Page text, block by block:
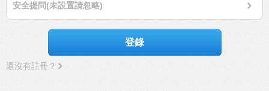
安全提問(未設置請忽略)
登錄
還沒有註冊？